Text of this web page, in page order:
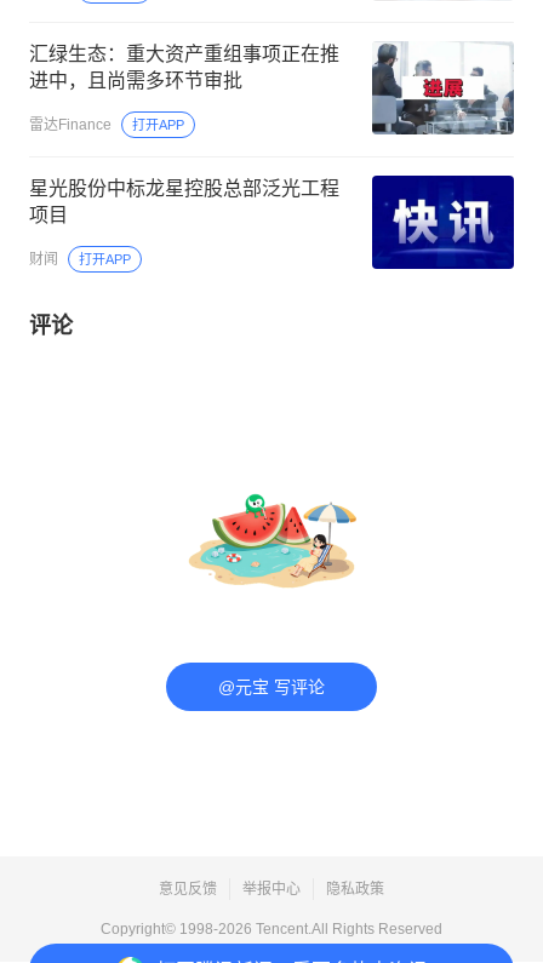
汇绿生态：重大资产重组事项正在推
进中，且尚需多环节审批
雷达Finance 打开APP
星光股份中标龙星控股总部泛光工程
项目
财闻 打开APP
评论
@元宝 写评论
意见反馈 举报中心 隐私政策
Copyright© 1998-2026 Tencent.All Rights Reserved